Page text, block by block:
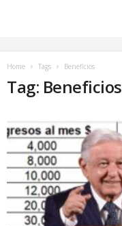
Home Tags Beneficios
Tag: Beneficios